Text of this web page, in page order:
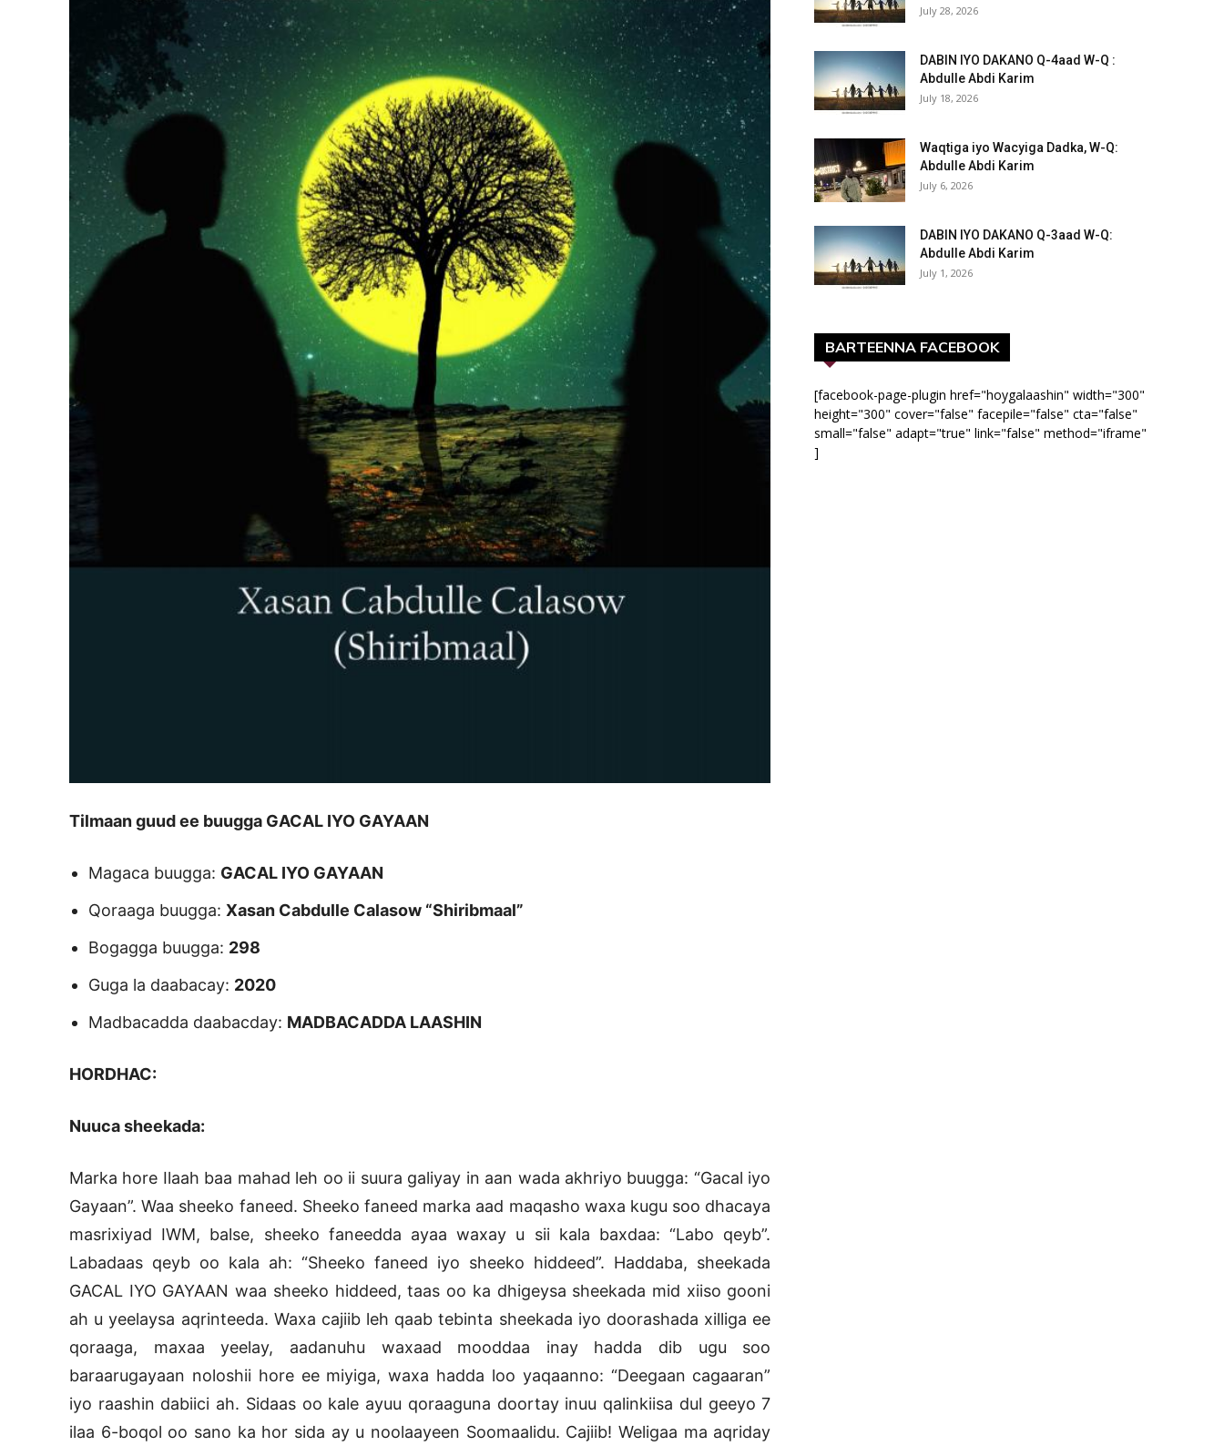
Tilmaan guud ee buugga GACAL IYO GAYAAN
Magaca buugga: GACAL IYO GAYAAN
Qoraaga buugga: Xasan Cabdulle Calasow “Shiribmaal”
Bogagga buugga: 298
Guga la daabacay: 2020
Madbacadda daabacday: MADBACADDA LAASHIN
HORDHAC:
Nuuca sheekada:
Marka hore Ilaah baa mahad leh oo ii suura galiyay in aan wada akhriyo buugga: “Gacal iyo
Gayaan”. Waa sheeko faneed. Sheeko faneed marka aad maqasho waxa kugu soo dhacaya
masrixiyad IWM, balse, sheeko faneedda ayaa waxay u sii kala baxdaa: “Labo qeyb”.
Labadaas qeyb oo kala ah: “Sheeko faneed iyo sheeko hiddeed”. Haddaba, sheekada
GACAL IYO GAYAAN waa sheeko hiddeed, taas oo ka dhigeysa sheekada mid xiiso gooni
ah u yeelaysa aqrinteeda. Waxa cajiib leh qaab tebinta sheekada iyo doorashada xilliga ee
qoraaga, maxaa yeelay, aadanuhu waxaad mooddaa inay hadda dib ugu soo
baraarugayaan noloshii hore ee miyiga, waxa hadda loo yaqaanno: “Deegaan cagaaran”
iyo raashin dabiici ah. Sidaas oo kale ayuu qoraaguna doortay inuu qalinkiisa dul geeyo 7
ilaa 6-boqol oo sano ka hor sida ay u noolaayeen Soomaalidu. Cajiib! Weligaa ma aqriday
July 28, 2026
DABIN IYO DAKANO Q-4aad W-Q :
Abdulle Abdi Karim
July 18, 2026
Waqtiga iyo Wacyiga Dadka, W-Q:
Abdulle Abdi Karim
July 6, 2026
DABIN IYO DAKANO Q-3aad W-Q:
Abdulle Abdi Karim
July 1, 2026
BARTEENNA FACEBOOK
[facebook-page-plugin href="hoygalaashin" width="300"
height="300" cover="false" facepile="false" cta="false"
small="false" adapt="true" link="false" method="iframe"
]